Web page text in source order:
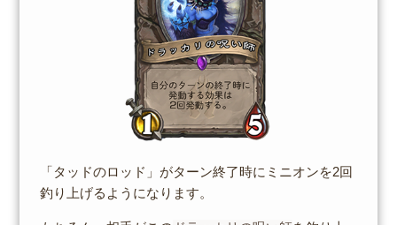
「タッドのロッド」がターン終了時にミニオンを2回
釣り上げるようになります。